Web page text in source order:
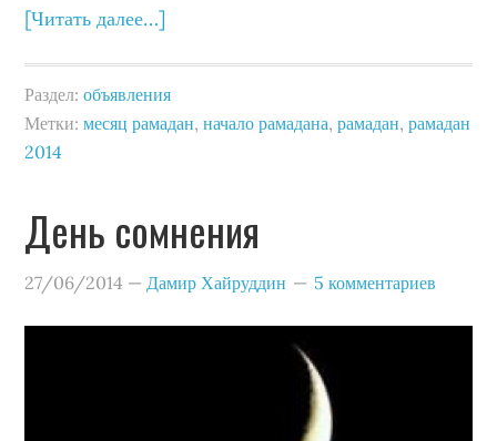
[Читать далее…]
Раздел:объявления
Метки:месяц рамадан,начало рамадана,рамадан,рамадан
2014
День сомнения
27/06/2014 —Дамир Хайруддин 5 комментариев